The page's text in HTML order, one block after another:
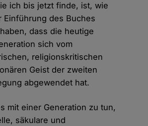
ich bis jetzt finde, ist, wie
Einführung des Buches
dass die heutige
sich vom
religionskritischen
Geist der zweiten
abgewendet hat.
mit einer Generation zu tun,
säkulare und